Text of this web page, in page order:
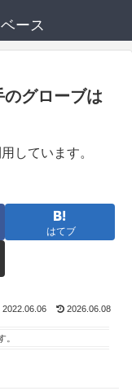
ース
のグローブは
しています。
はてブ
2022.06.06 2026.06.08
。